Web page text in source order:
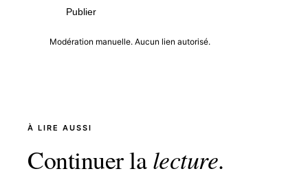
Publier
Modération manuelle. Aucun lien autorisé.
À LIRE AUSSI
Continuer lalecture.